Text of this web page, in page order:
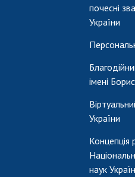
почесні
України
імені
України
Концепція
наук